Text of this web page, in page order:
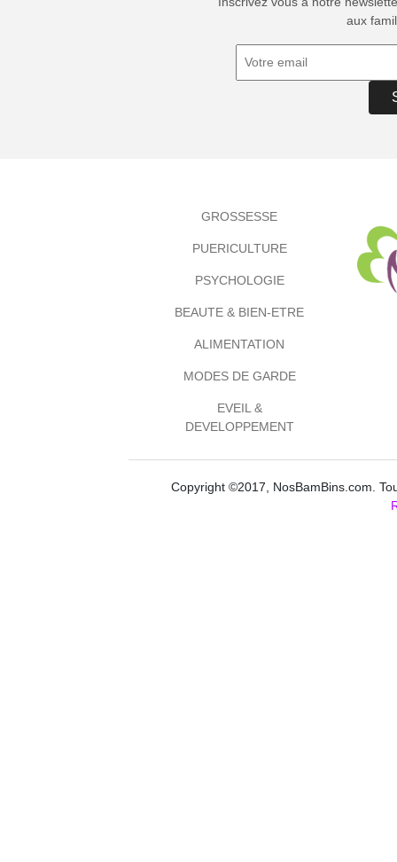
aux
GROSSESSE
PUERICULTURE
PSYCHOLOGIE
BEAUTE & BIEN-ETRE
ALIMENTATION
MODES DE GARDE
EVEIL &
DEVELOPPEMENT
Copyright ©2017, NosBamBins.com.